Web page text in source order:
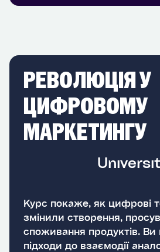
РЕВОЛЮЦІЯ У
ЦИФРОВОМУ
МАРКЕТИНГУ
Курс покаже, як цифрові
змінили створення,
споживання продуктів. Ви
підходи до взаємодії